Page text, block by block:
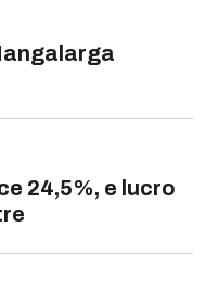
24,5%, e lucro